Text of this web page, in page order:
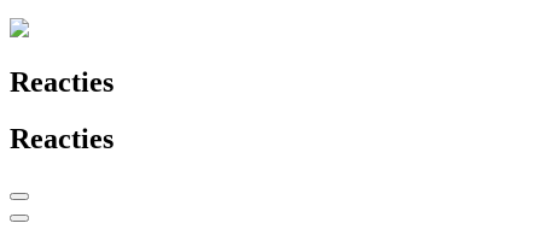
Reacties
Reacties